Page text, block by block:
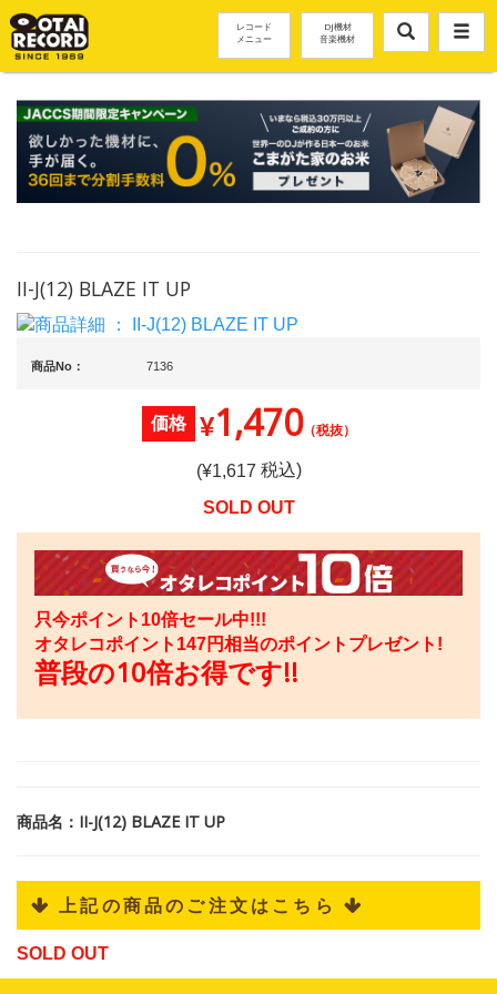
レコード
メニュー
DJ機材
音楽機材
II-J(12) BLAZE IT UP
商品No： 7136
価格 ¥1,470（税抜）
(¥1,617 税込)
SOLD OUT
只今ポイント10倍セール中!!!
オタレコポイント 147円相当のポイントプレゼント!
普段の10倍お得です!!
商品名：II-J(12) BLAZE IT UP
 上記の商品のご注文はこちら 
SOLD OUT